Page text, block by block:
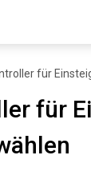
für
für